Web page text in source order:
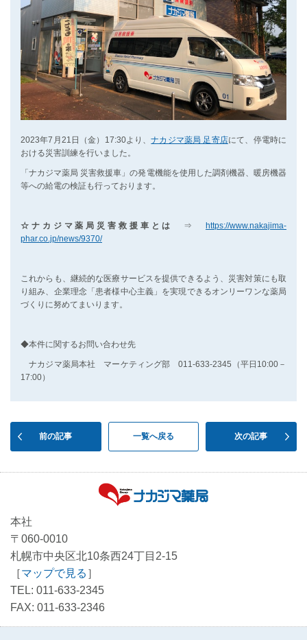
2023年7月21日（金）17:30より、ナカジマ薬局 足寄店にて、停電時に
おける災害訓練を行いました。
「ナカジマ薬局 災害救援車」の発電機能を使用した調剤機器、暖房機器
等への給電の検証も行っております。
☆ナカジマ薬局災害救援車とは ⇒
https://www.nakajima-
phar.co.jp/news/9370/
これからも、継続的な医療サービスを提供できるよう、災害対策にも取
り組み、企業理念「患者様中心主義」を実現できるオンリーワンな薬局
づくりに努めてまいります。
◆本件に関するお問い合わせ先
ナカジマ薬局本社 マーケティング部 011-633-2345（平日10:00－
17:00）
前の記事 一覧へ戻る 次の記事
本社
〒060-0010
札幌市中央区北10条西24丁目2-15
［マップで見る ］
TEL: 011-633-2345
FAX: 011-633-2346